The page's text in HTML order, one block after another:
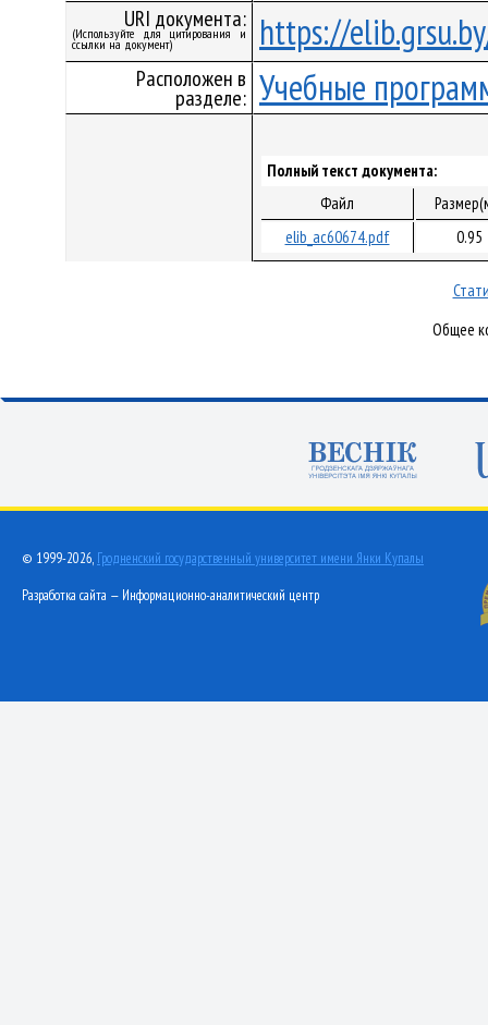
URI документа:
(Используйте для цитирования и
ссылки на документ) https://
Расположен в
разделе: Учебные
Полный текст документа:
Файл
elib_ac60674.pdf
0.95
Общее
© 1999-2026, Гродненский государственный университет имени Янки Купалы
Разработка сайта — Информационно-аналитический центр